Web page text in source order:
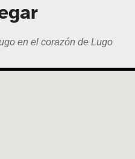
en el corazón de Lugo